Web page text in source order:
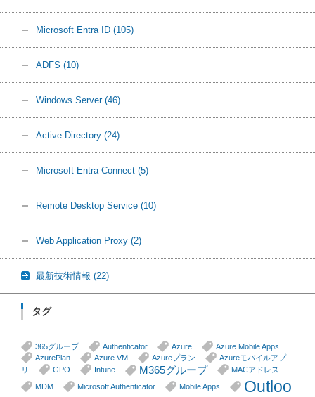
Microsoft Entra ID (105)
ADFS (10)
Windows Server (46)
Active Directory (24)
Microsoft Entra Connect (5)
Remote Desktop Service (10)
Web Application Proxy (2)
最新技術情報 (22)
タグ
365グループ Authenticator Azure
Azure Mobile Apps
AzurePlan
Azure VM Azureプラン
Azureモバイルアプ
リ
GPO Intune M365グループ
MACアドレス
MDM
Microsoft Authenticator Mobile Apps
Outloo